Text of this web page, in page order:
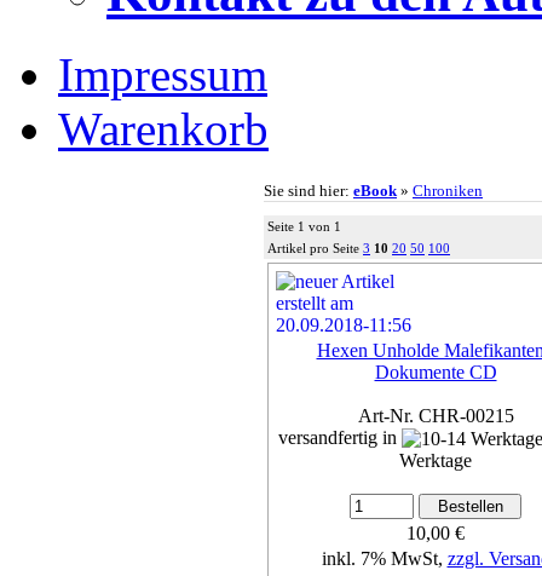
Impressum
Warenkorb
Sie sind hier: eBook » Chroniken
Seite 1 von 1
Artikel pro Seite 3 10 20 50 100
Hexen Unholde
Dokumente CD
Art-Nr. CHR-00215
versandfertig in
Werktage
10,00 €
inkl. 7% MwSt, zzgl.